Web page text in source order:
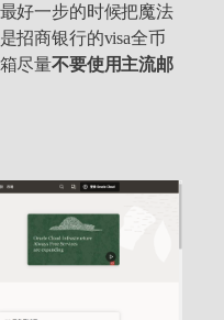
好一步的时候把魔法
招商银行的visa全币
尽量不要使用主流邮